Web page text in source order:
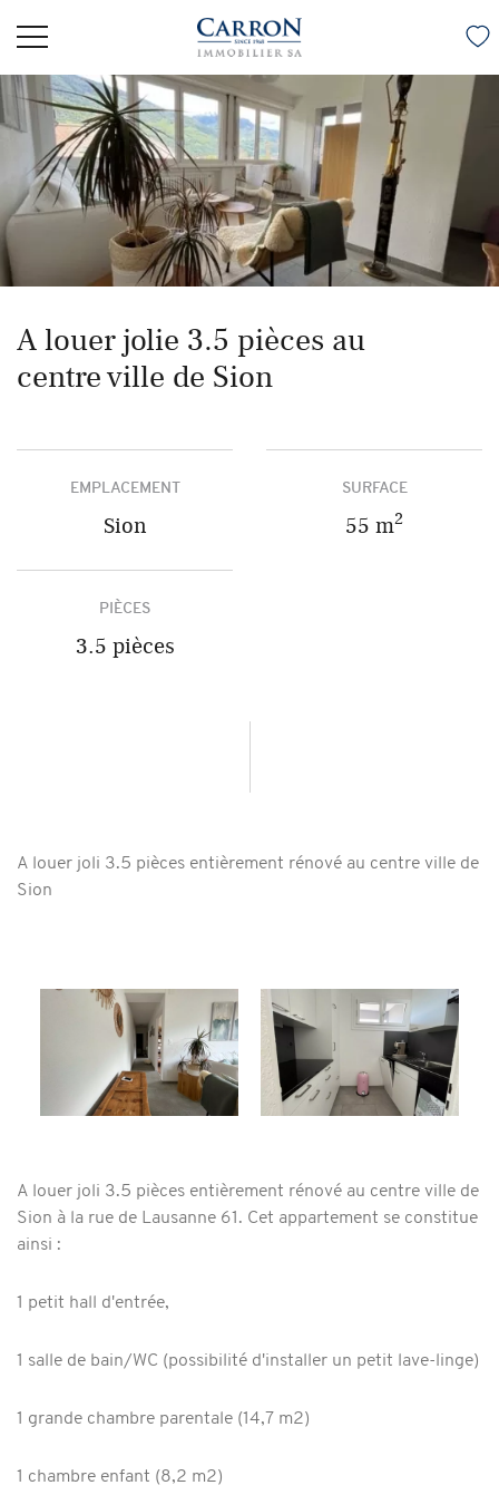
A louer jolie 3.5 pièces au
centre ville de Sion
EMPLACEMENT
Sion
SURFACE
55 m2
PIÈCES
3.5 pièces
A louer joli 3.5 pièces entièrement rénové au centre ville de
Sion
A louer joli 3.5 pièces entièrement rénové au centre ville de
Sion à la rue de Lausanne 61. Cet appartement se constitue
ainsi :
1 petit hall d'entrée,
1 salle de bain/WC (possibilité d'installer un petit lave-linge)
1 grande chambre parentale (14,7 m2)
1 chambre enfant (8,2 m2)